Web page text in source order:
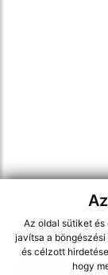
Az oldal sütiket
javítsa a
és célzott
hogy
használja ki a
ECHELON 2
Internetes portál,